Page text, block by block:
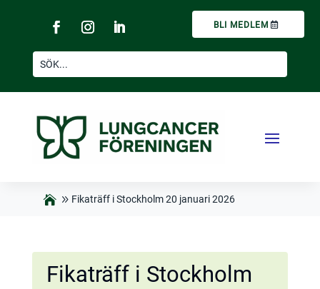
BLI MEDLEM
Fikaträff i Stockholm 20 januari 2026
Fikaträff i Stockholm